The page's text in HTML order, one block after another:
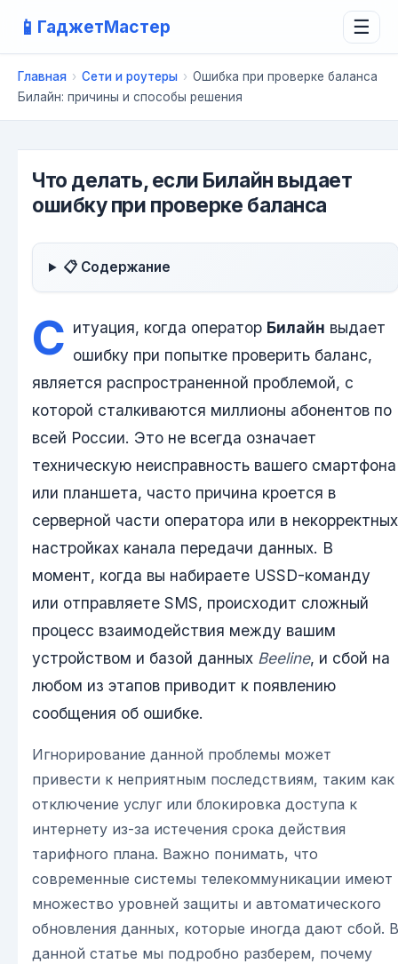
📱 ГаджетМастер ☰
Главная › Сети и роутеры › Ошибка при проверке баланса
Билайн: причины и способы решения
Что делать, если Билайн выдает
ошибку при проверке баланса
📋 Содержание
С итуация, когда оператор Билайн выдает
ошибку при попытке проверить баланс,
является распространенной проблемой, с
которой сталкиваются миллионы абонентов по
всей России. Это не всегда означает
техническую неисправность вашего смартфона
или планшета, часто причина кроется в
серверной части оператора или в некорректных
настройках канала передачи данных. В
момент, когда вы набираете USSD-команду
или отправляете SMS, происходит сложный
процесс взаимодействия между вашим
устройством и базой данных Beeline, и сбой на
любом из этапов приводит к появлению
сообщения об ошибке.
Игнорирование данной проблемы может
привести к неприятным последствиям, таким как
отключение услуг или блокировка доступа к
интернету из-за истечения срока действия
тарифного плана. Важно понимать, что
современные системы телекоммуникации имеют
множество уровней защиты и автоматического
обновления данных, которые иногда дают сбой. В
данной статье мы подробно разберем, почему